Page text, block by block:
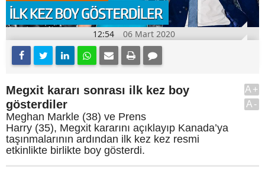
12:54 06 Mart 2020
Megxit kararı sonrası ilk kez boy
gösterdiler
Meghan Markle (38) ve Prens
Harry (35), Megxit kararını açıklayıp Kanada’ya
taşınmalarının ardından ilk kez kez resmi
etkinlikte birlikte boy gösterdi.
A+
A-